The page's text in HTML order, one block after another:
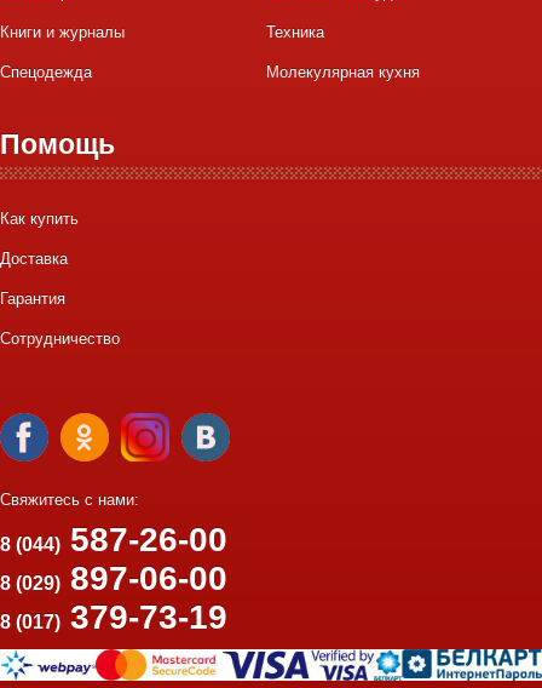
Книги и журналы Техника
Спецодежда Молекулярная кухня
Помощь
Как купить
Доставка
Гарантия
Сотрудничество
Свяжитесь с нами:
8 (044) 587-26-00
8 (029) 897-06-00
8 (017) 379-73-19